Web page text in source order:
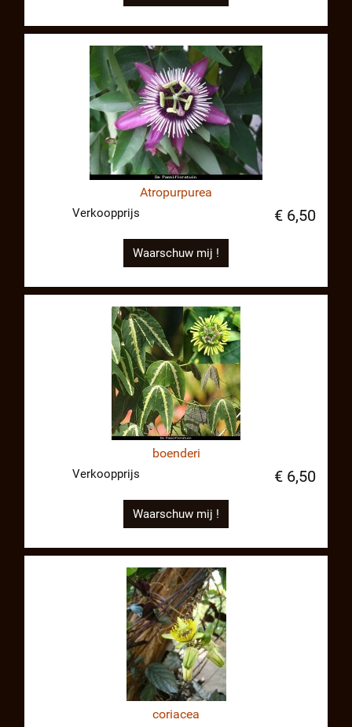
Atropurpurea
Verkoopprijs € 6,50
Waarschuw mij !
boenderi
Verkoopprijs € 6,50
Waarschuw mij !
coriacea